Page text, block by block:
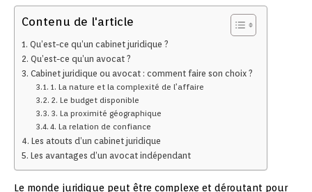
Contenu de l'article
Qu’est-ce qu’un cabinet juridique ?
Qu’est-ce qu’un avocat ?
Cabinet juridique ou avocat : comment faire son choix ?
1. La nature et la complexité de l’affaire
2. Le budget disponible
3. La proximité géographique
4. La relation de confiance
Les atouts d’un cabinet juridique
Les avantages d’un avocat indépendant
Le monde juridique peut être complexe et déroutant pour